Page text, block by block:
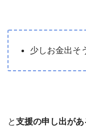
少しお金出そ
と支援の申し出が